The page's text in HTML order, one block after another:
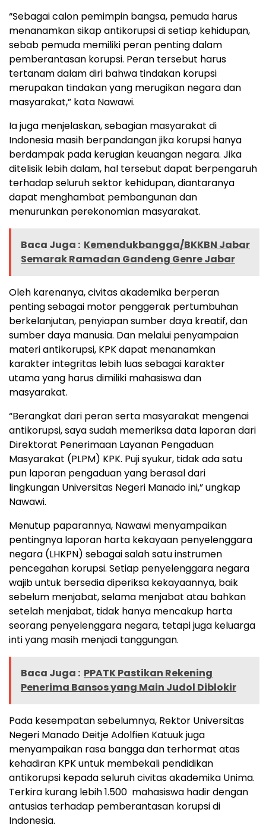
“Sebagai calon pemimpin bangsa, pemuda harus
menanamkan sikap antikorupsi di setiap kehidupan,
sebab pemuda memiliki peran penting dalam
pemberantasan korupsi. Peran tersebut harus
tertanam dalam diri bahwa tindakan korupsi
merupakan tindakan yang merugikan negara dan
masyarakat,” kata Nawawi.
Ia juga menjelaskan, sebagian masyarakat di
Indonesia masih berpandangan jika korupsi hanya
berdampak pada kerugian keuangan negara. Jika
ditelisik lebih dalam, hal tersebut dapat berpengaruh
terhadap seluruh sektor kehidupan, diantaranya
dapat menghambat pembangunan dan
menurunkan perekonomian masyarakat.
Baca Juga : Kemendukbangga/BKKBN Jabar
Semarak Ramadan Gandeng Genre Jabar
Oleh karenanya, civitas akademika berperan
penting sebagai motor penggerak pertumbuhan
berkelanjutan, penyiapan sumber daya kreatif, dan
sumber daya manusia. Dan melalui penyampaian
materi antikorupsi, KPK dapat menanamkan
karakter integritas lebih luas sebagai karakter
utama yang harus dimiliki mahasiswa dan
masyarakat.
“Berangkat dari peran serta masyarakat mengenai
antikorupsi, saya sudah memeriksa data laporan dari
Direktorat Penerimaan Layanan Pengaduan
Masyarakat (PLPM) KPK. Puji syukur, tidak ada satu
pun laporan pengaduan yang berasal dari
lingkungan Universitas Negeri Manado ini,” ungkap
Nawawi.
Menutup paparannya, Nawawi menyampaikan
pentingnya laporan harta kekayaan penyelenggara
negara (LHKPN) sebagai salah satu instrumen
pencegahan korupsi. Setiap penyelenggara negara
wajib untuk bersedia diperiksa kekayaannya, baik
sebelum menjabat, selama menjabat atau bahkan
setelah menjabat, tidak hanya mencakup harta
seorang penyelenggara negara, tetapi juga keluarga
inti yang masih menjadi tanggungan.
Baca Juga : PPATK Pastikan Rekening
Penerima Bansos yang Main Judol Diblokir
Pada kesempatan sebelumnya, Rektor Universitas
Negeri Manado Deitje Adolfien Katuuk juga
menyampaikan rasa bangga dan terhormat atas
kehadiran KPK untuk membekali pendidikan
antikorupsi kepada seluruh civitas akademika Unima.
Terkira kurang lebih 1.500 mahasiswa hadir dengan
antusias terhadap pemberantasan korupsi di
Indonesia.